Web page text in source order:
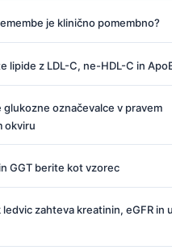
je klinično pomembno?
lipide z LDL-C, ne-HDL-C in
glukozne označevalce v pravem
okviru
GGT berite kot vzorec
ledvic zahteva kreatinin, eGFR in